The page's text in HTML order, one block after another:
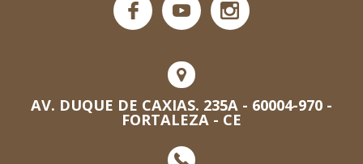
AV. DUQUE DE CAXIAS. 235A - 60004-970 -
FORTALEZA - CE